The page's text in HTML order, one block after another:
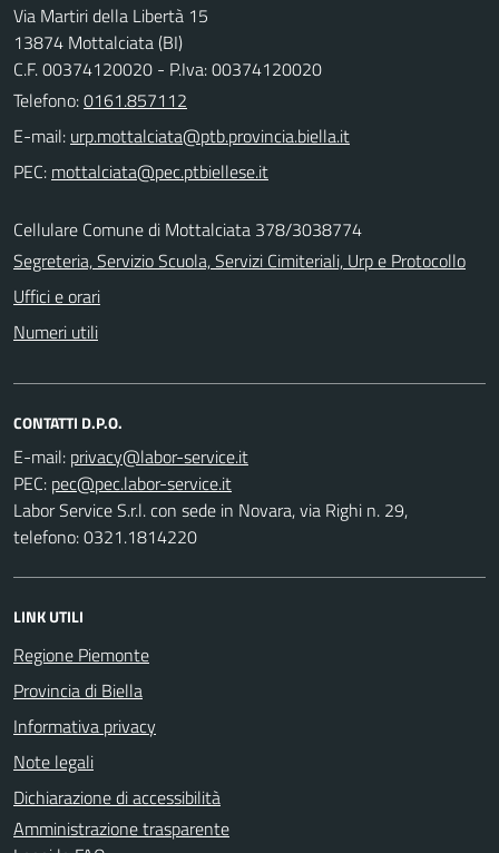
Via Martiri della Libertà 15
13874 Mottalciata (BI)
C.F. 00374120020 - P.Iva: 00374120020
Telefono:0161.857112
E-mail:
PEC:
Cellulare Comune di Mottalciata 378/3038774
Segreteria, Servizio Scuola, Servizi Cimiteriali, Urp e Protocollo
Uffici e orari
Numeri utili
CONTATTI D.P.O.
E-mail:
PEC:
Labor Service S.r.l. con sede in Novara, via Righi n. 29,
telefono: 0321.1814220
LINK UTILI
Regione Piemonte
Provincia di Biella
Informativa privacy
Note legali
Dichiarazione di accessibilità
Amministrazione trasparente